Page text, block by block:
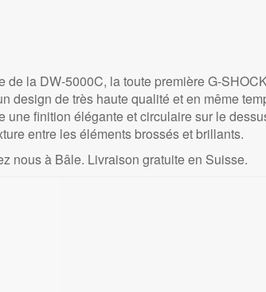
la DW-5000C, la toute première G-
design de très haute qualité et en même
une finition élégante et circulaire sur le
entre les éléments brossés et brillants.
nous à Bâle. Livraison gratuite en Suisse.